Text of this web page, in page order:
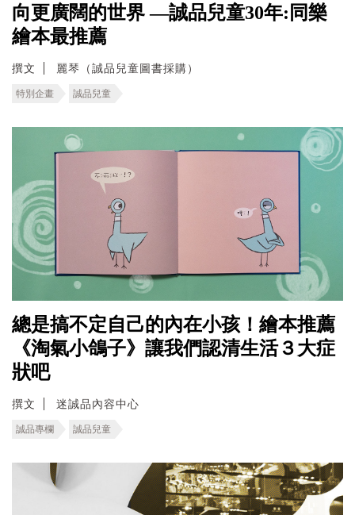
向更廣闊的世界 —誠品兒童30年:同樂
繪本最推薦
撰文 麗琴（誠品兒童圖書採購）
特別企畫 誠品兒童
總是搞不定自己的內在小孩！繪本推薦
《淘氣小鴿子》讓我們認清生活３大症
狀吧
撰文 迷誠品內容中心
誠品專欄 誠品兒童